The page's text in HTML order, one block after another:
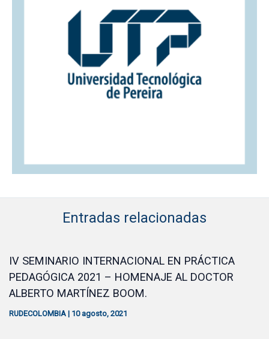
Entradas relacionadas
IV SEMINARIO INTERNACIONAL EN PRÁCTICA
PEDAGÓGICA 2021 – HOMENAJE AL DOCTOR
ALBERTO MARTÍNEZ BOOM.
RUDECOLOMBIA | 10 agosto, 2021